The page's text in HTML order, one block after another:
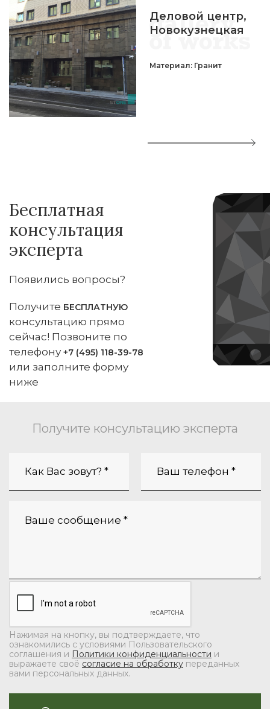
Деловой центр,
Новокузнецкая
Материал: Гранит
Бесплатная
консультация
эксперта
Появились вопросы?
Получите БЕСПЛАТНУЮ
консультацию прямо
сейчас! Позвоните по
телефону +7 (495) 118-39-78
или заполните форму
ниже
Получите консультацию эксперта
Нажимая на кнопку, вы подтверждаете, что
ознакомились с условиями Пользовательского
соглашения и Политики конфиденциальности и
выражаете своё согласие на обработкупереданных
вами персональных данных.